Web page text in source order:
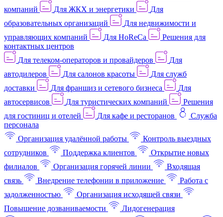
компаний
Для ЖКХ и энергетики
Для
образовательных организаций
Для недвижимости и
управляющих компаний
Для HoReCa
Решения для
контактных центров
Для телеком-операторов и провайдеров
Для
автодилеров
Для салонов красоты
Для служб
доставки
Для франшиз и сетевого бизнеса
Для
автосервисов
Для туристических компаний
Решения
для гостиниц и отелей
Для кафе и ресторанов
Служба
персонала
Организация удалённой работы
Контроль выездных
сотрудников
Поддержка клиентов
Открытие новых
филиалов
Организация горячей линии
Входящая
связь
Внедрение телефонии в приложение
Работа с
задолженностью
Организация исходящей связи
Повышение дозваниваемости
Лидогенерация